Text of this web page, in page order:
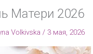
Матери 2026
Volkivska / 3 мая, 2026